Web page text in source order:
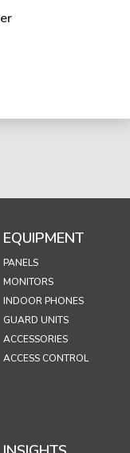
EQUIPMENT
PANELS
MONITORS
INDOOR PHONES
GUARD UNITS
ACCESSORIES
ACCESS CONTROL